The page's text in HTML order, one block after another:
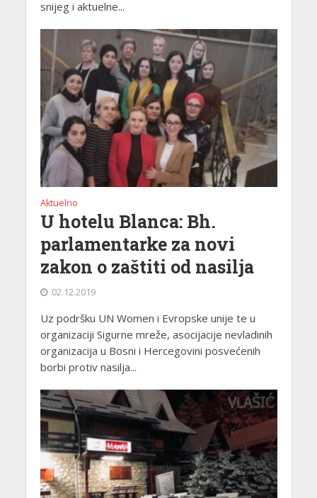
snijeg i aktuelne...
Aktuelno
U hotelu Blanca: Bh.
parlamentarke za novi
zakon o zaštiti od nasilja
02.12.2019
Uz podršku UN Women i Evropske unije te u
organizaciji Sigurne mreže, asocijacije nevladinih
organizacija u Bosni i Hercegovini posvećenih
borbi protiv nasilja...